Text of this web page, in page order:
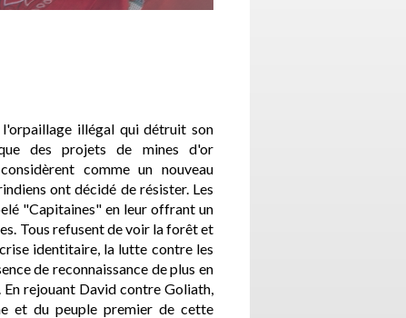
illégal qui détruit son
des projets de mines d'or
comme un nouveau
ont décidé de résister. Les
"Capitaines" en leur offrant un
Tous refusent de voir la forêt et
identitaire, la lutte contre les
de reconnaissance de plus en
rejouant David contre Goliath,
et du peuple premier de cette